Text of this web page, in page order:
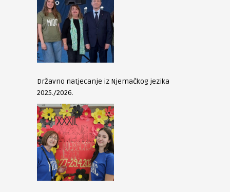
Državno natjecanje iz Njemačkog jezika
2025./2026.